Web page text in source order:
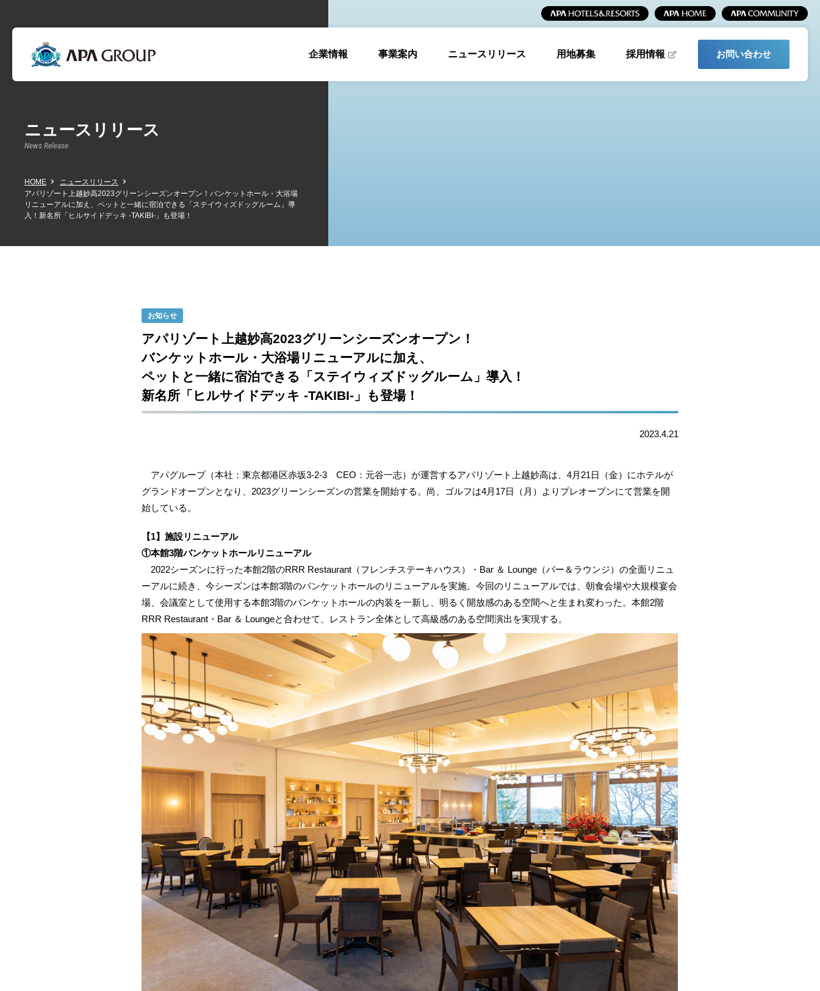
企業情報 事業案内 ニュースリリース 用地募集 採用情報 お問い合わせ
ニュースリリース
News Release
HOME
ニュースリリース
アパリゾート上越妙高2023グリーンシーズンオープン！バンケットホール・大浴場
リニューアルに加え、ペットと一緒に宿泊できる「ステイウィズドッグルーム」導
入！新名所「ヒルサイドデッキ -TAKIBI-」も登場！
お知らせ
アパリゾート上越妙高2023グリーンシーズンオープン！
バンケットホール・大浴場リニューアルに加え、
ペットと一緒に宿泊できる「ステイウィズドッグルーム」導入！
新名所「ヒルサイドデッキ -TAKIBI-」も登場！
2023.4.21
アパグループ（本社：東京都港区赤坂3-2-3 CEO：元谷一志）が運営するアパリゾート上越妙高は、4月21日（金）にホテルが
グランドオープンとなり、2023グリーンシーズンの営業を開始する。尚、ゴルフは4月17日（月）よりプレオープンにて営業を開
始している。
【1】施設リニューアル
①本館3階バンケットホールリニューアル
2022シーズンに行った本館2階のRRR Restaurant（フレンチステーキハウス）・Bar ＆ Lounge（バー＆ラウンジ）の全面リニュ
ーアルに続き、今シーズンは本館3階のバンケットホールのリニューアルを実施。今回のリニューアルでは、朝食会場や大規模宴会
場、会議室として使用する本館3階のバンケットホールの内装を一新し、明るく開放感のある空間へと生まれ変わった。本館2階
RRR Restaurant・Bar ＆ Loungeと合わせて、レストラン全体として高級感のある空間演出を実現する。